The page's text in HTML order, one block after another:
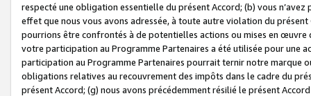
respecté une obligation essentielle du présent Accord; (b) vous
effet que nous vous avons adressée, à toute autre violation du
pourrions être confrontés à de potentielles actions ou mises en
votre participation au Programme Partenaires a été utilisée pour une
participation au Programme Partenaires pourrait ternir notre marque
obligations relatives au recouvrement des impôts dans le cadre du
présent Accord; (g) nous avons précédemment résilié le présent